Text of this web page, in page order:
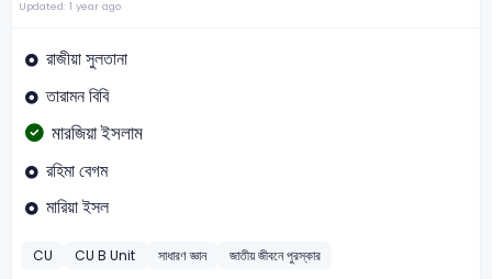
Updated: 1 year ago
রাজীয়া সুলতানা
তারামন বিবি
মারজিয়া ইসলাম
রহিমা বেগম
মারিয়া ইসল
CU CU B Unit সাধারণ জ্ঞান জাতীয় জীবনে পুরস্কার